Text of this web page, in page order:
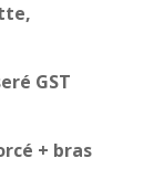
GST
+ bras